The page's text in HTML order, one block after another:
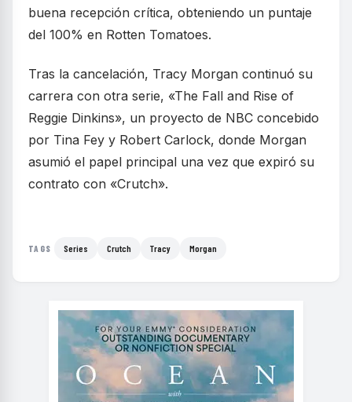
buena recepción crítica, obteniendo un puntaje
del 100% en Rotten Tomatoes.
Tras la cancelación, Tracy Morgan continuó su
carrera con otra serie, «The Fall and Rise of
Reggie Dinkins», un proyecto de NBC concebido
por Tina Fey y Robert Carlock, donde Morgan
asumió el papel principal una vez que expiró su
contrato con «Crutch».
TAGS Series Crutch Tracy Morgan